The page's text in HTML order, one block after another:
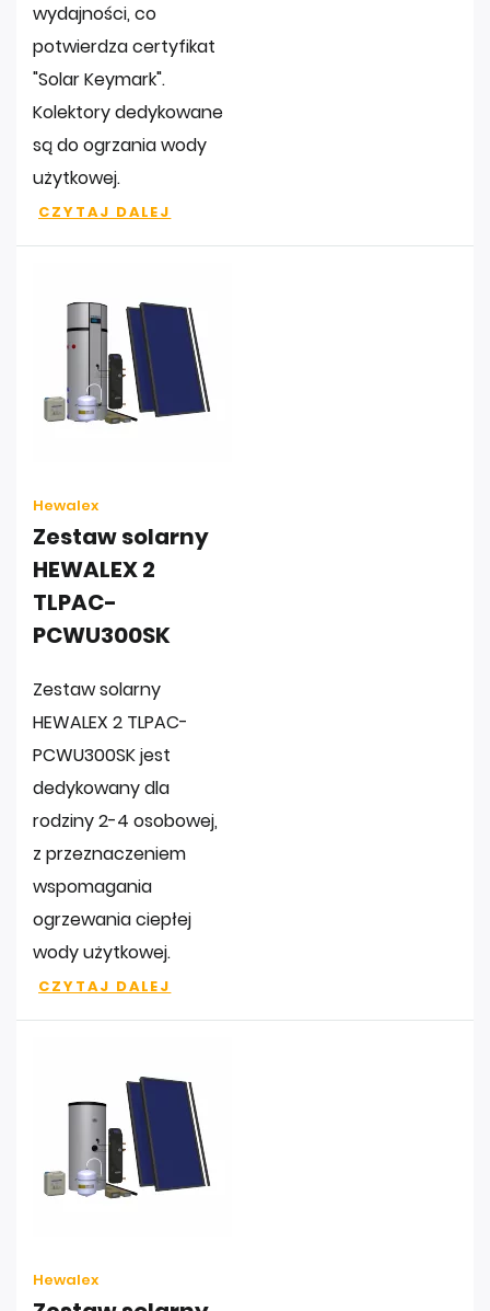
wydajności, co
potwierdza certyfikat
"Solar Keymark".
Kolektory dedykowane
są do ogrzania wody
użytkowej.
CZYTAJ DALEJ
Hewalex
Zestaw solarny
HEWALEX 2
TLPAC-
PCWU300SK
Zestaw solarny
HEWALEX 2 TLPAC-
PCWU300SK jest
dedykowany dla
rodziny 2-4 osobowej,
z przeznaczeniem
wspomagania
ogrzewania ciepłej
wody użytkowej.
CZYTAJ DALEJ
Hewalex